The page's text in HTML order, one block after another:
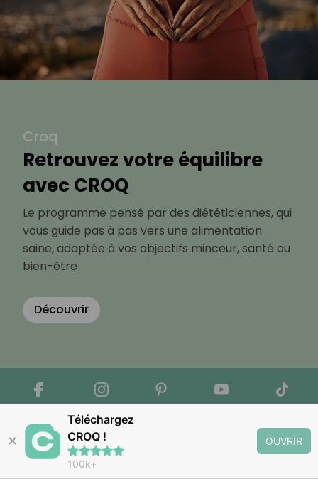
Croq
Retrouvez votre équilibre
avec CROQ
Le programme pensé par des diététiciennes, qui
vous guide pas à pas vers une alimentation
saine, adaptée à vos objectifs minceur, santé ou
bien-être
Découvrir
✕
Téléchargez
CROQ !
100k+
OUVRIR